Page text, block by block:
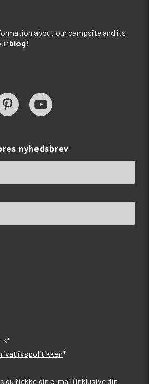
about our campsite and its
blog!
nyhedsbrev
*
du tjekke din e-mail (inklusive din